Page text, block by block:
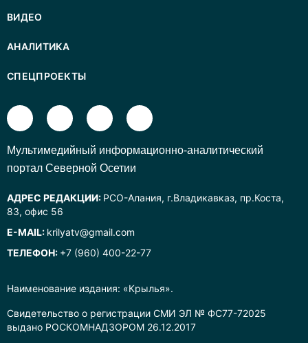
Наименование издания: «Крылья».
Свидетельство о регистрации СМИ ЭЛ № ФС77-72025
выдано РОСКОМНАДЗОРОМ 26.12.2017
ВИДЕО
АНАЛИТИКА
СПЕЦПРОЕКТЫ
Mультимедийный информационно-аналитический
портал Северной Осетии
АДРЕС РЕДАКЦИИ: РСО-Алания, г.Владикавказ, пр.Коста,
83, офис 56
E-MAIL: krilyatv@gmail.com
ТЕЛЕФОН: +7 (960) 400-22-77